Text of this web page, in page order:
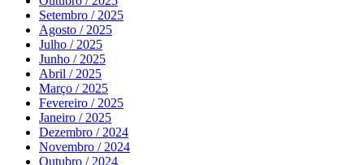
Setembro / 2025
Agosto / 2025
Julho / 2025
Junho / 2025
Abril / 2025
Março / 2025
Fevereiro / 2025
Janeiro / 2025
Dezembro / 2024
Novembro / 2024
Outubro / 2024